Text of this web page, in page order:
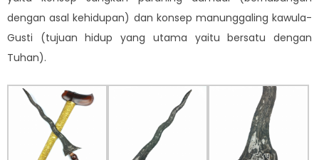
dengan asal kehidupan) dan konsep manunggaling kawula-
Gusti (tujuan hidup yang utama yaitu bersatu dengan
Tuhan).